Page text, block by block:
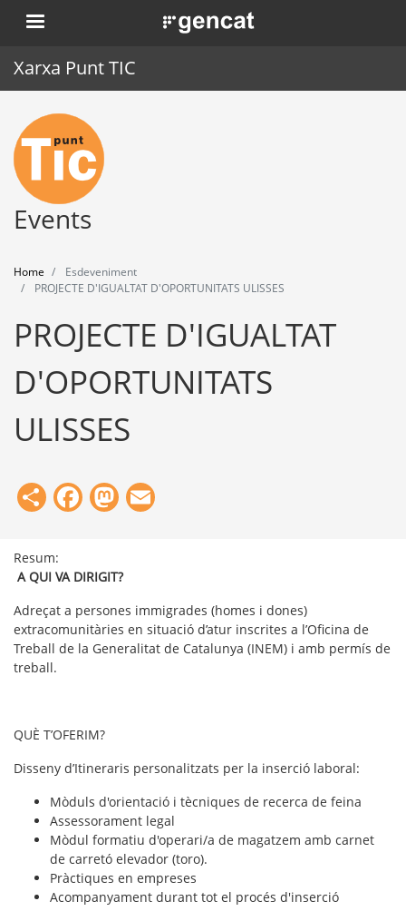
Skip
to
. Obre en una nova finestra.
Xarxa Punt TIC
Home
Punt TIC
News
Training
Tools
Events
Home
Esdeveniment
PROJECTE D'IGUALTAT D'OPORTUNITATS ULISSES
PROJECTE D'IGUALTAT
D'OPORTUNITATS
ULISSES
ShareFacebook
Mastodon
Resum:
A QUI VA DIRIGIT?
Adreçat a persones immigrades (homes i dones)
extracomunitàries en situació d’atur inscrites a l’Oficina de
Treball de la Generalitat de Catalunya (INEM) i amb permís de
treball.
QUÈ T’OFERIM?
Disseny d’Itineraris personalitzats per la inserció laboral:
Mòduls d'orientació i tècniques de recerca de feina
Assessorament legal
Mòdul formatiu d'operari/a de magatzem amb carnet
de carretó elevador (toro).
Pràctiques en empreses
Acompanyament durant tot el procés d'inserció